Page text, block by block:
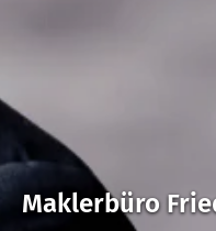
Maklerbüro